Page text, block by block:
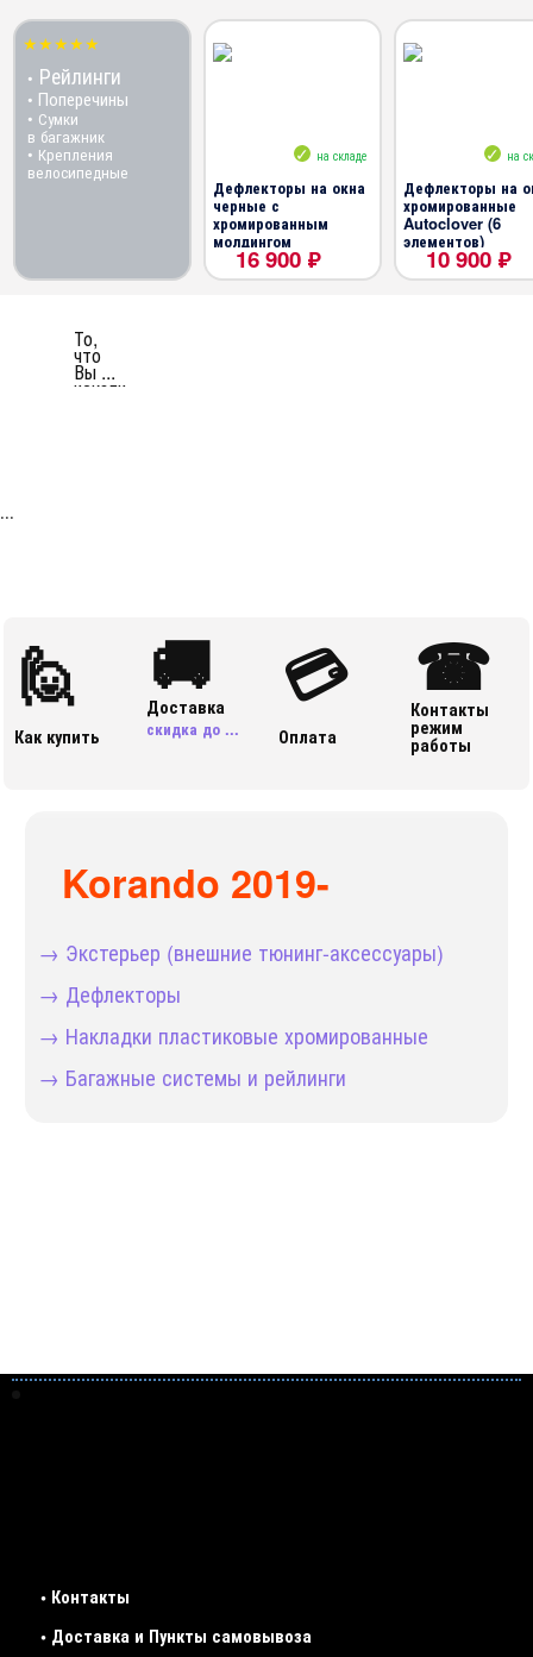
★★★★★
• Рейлинги
• Поперечины
• Сумки
в багажник
• Крепления
велосипедные
на складе
Дефлекторы на окна
черные с
хромированным
молдингом
Autoclover (6
элементов)
16 900 ₽
на
Дефлекторы на
хромированные
Autoclover (6
элементов)
10 900 ₽
То,
что
Вы ...
искали
...
🙋
Как купить
🚚
Доставка
скидка до ...
💳
Оплата
☎
Контакты
режим
работы
Korando 2019-
→ Экстерьер (внешние тюнинг-аксессуары)
→ Дефлекторы
→ Накладки пластиковые хромированные
→ Багажные системы и рейлинги
• Контакты
• Доставка и Пункты самовывоза